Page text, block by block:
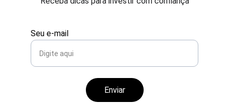
Seu e-mail
Enviar